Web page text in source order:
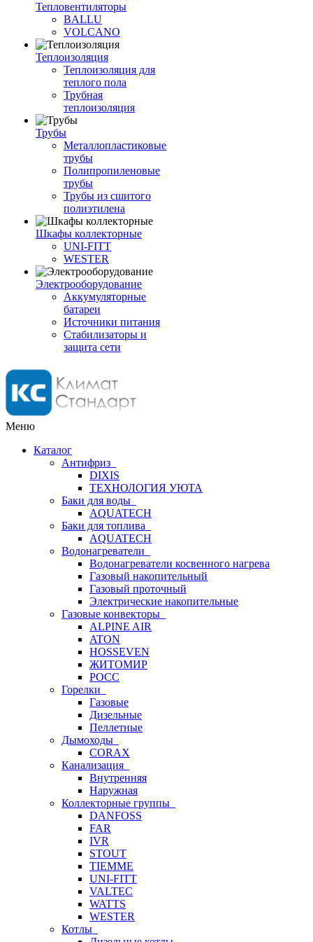
Тепловентиляторы
BALLU
VOLCANO
Теплоизоляция
Теплоизоляция для
теплого пола
Трубная
теплоизоляция
Трубы
Металлопластиковые
трубы
Полипропиленовые
трубы
Трубы из сшитого
полиэтилена
Шкафы коллекторные
UNI-FITT
WESTER
Электрооборудование
Аккумуляторные
батареи
Источники питания
Стабилизаторы и
защита сети
Меню
Каталог
Антифриз
DIXIS
ТЕХНОЛОГИЯ УЮТА
Баки для воды
AQUATECH
Баки для топлива
AQUATECH
Водонагреватели
Водонагреватели косвенного нагрева
Газовый накопительный
Газовый проточный
Электрические накопительные
Газовые конвекторы
ALPINE AIR
ATON
HOSSEVEN
ЖИТОМИР
РОСС
Горелки
Газовые
Дизельные
Пеллетные
Дымоходы
CORAX
Канализация
Внутренняя
Наружная
Коллекторные группы
DANFOSS
FAR
IVR
STOUT
TIEMME
UNI-FITT
VALTEC
WATTS
WESTER
Котлы